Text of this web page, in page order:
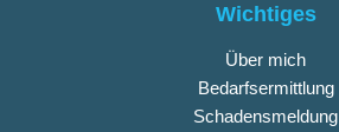
Wichtiges
Über mich
Bedarfsermittlung
Schadensmeldung